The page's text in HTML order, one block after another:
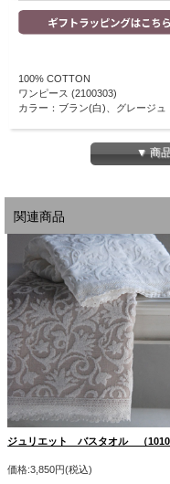
100% COTTON
ワンピース (2100303)
カラー：ブラン(白)、グレージュ
ゆったりと過ごすプライベート
心地良く、長く愛用いただける
身巾 118
肩幅 46
袖巾 42
袖丈 35
袖口 34
後中心 108
後天巾 20
スリット 32
▼ 商
関連商品
ジュリエット バスタオル （
価格:3,850円(税込)